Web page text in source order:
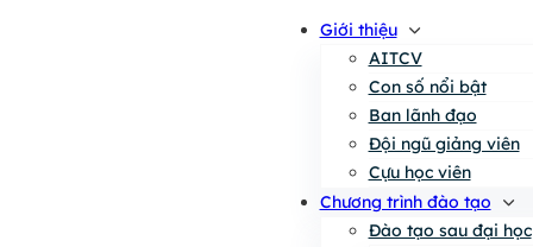
Giới thiệu
AITCV
Con số nổi bật
Ban lãnh đạo
Đội ngũ giảng viên
Cựu học viên
Chương trình đào tạo
Đào tạo sau đại học